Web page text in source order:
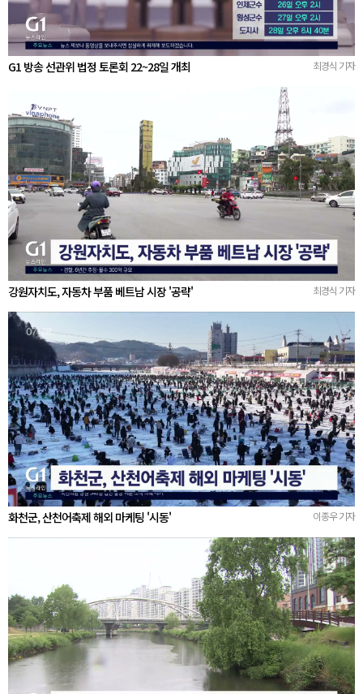
G1 방송 선관위 법정 토론회 22~28일 개최 최경식 기자
강원자치도, 자동차 부품 베트남 시장 '공략' 최경식 기자
화천군, 산천어축제 해외 마케팅 '시동' 이종우 기자